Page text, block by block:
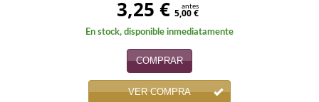
3,25 € antes
5,00 €
En stock, disponible inmediatamente
COMPRAR
VER COMPRA